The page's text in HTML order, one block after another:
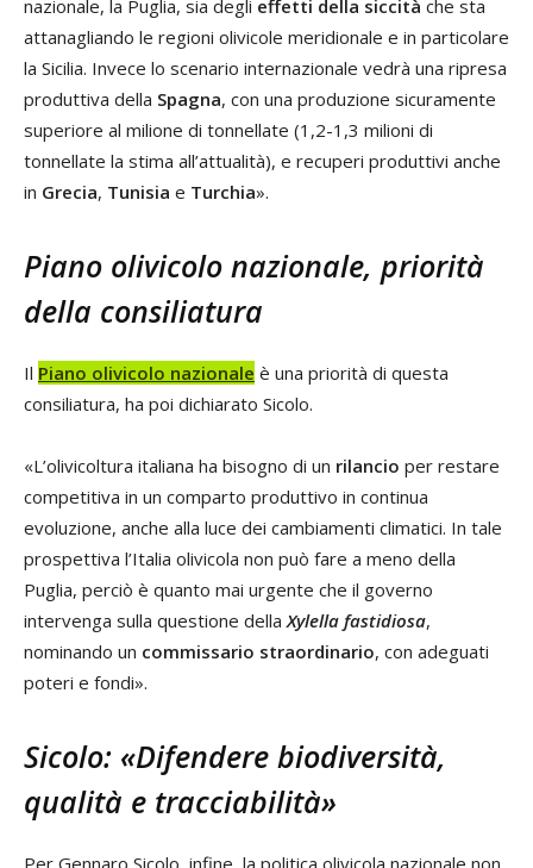
nazionale, la Puglia, sia degli effetti della siccità che sta
attanagliando le regioni olivicole meridionale e in particolare
la Sicilia. Invece lo scenario internazionale vedrà una ripresa
produttiva della Spagna, con una produzione sicuramente
superiore al milione di tonnellate (1,2-1,3 milioni di
tonnellate la stima all’attualità), e recuperi produttivi anche
in Grecia, Tunisia e Turchia».
Piano olivicolo nazionale, priorità
della consiliatura
Il Piano olivicolo nazionale è una priorità di questa
consiliatura, ha poi dichiarato Sicolo.
«L’olivicoltura italiana ha bisogno di un rilancio per restare
competitiva in un comparto produttivo in continua
evoluzione, anche alla luce dei cambiamenti climatici. In tale
prospettiva l’Italia olivicola non può fare a meno della
Puglia, perciò è quanto mai urgente che il governo
intervenga sulla questione dellaXylella fastidiosa,
nominando un commissario straordinario, con adeguati
poteri e fondi».
Sicolo: «Difendere biodiversità,
qualità e tracciabilità»
Per Gennaro Sicolo, infine, la politica olivicola nazionale non